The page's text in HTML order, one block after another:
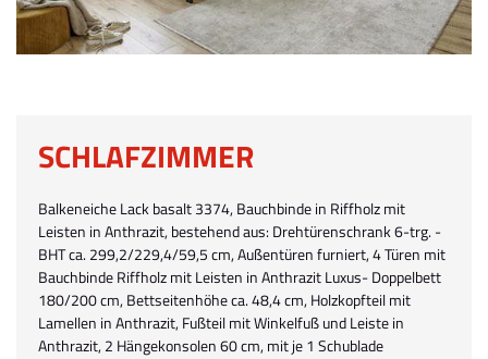
SCHLAFZIMMER
Balkeneiche Lack basalt 3374, Bauchbinde in Riffholz mit
Leisten in Anthrazit, bestehend aus: Drehtürenschrank 6-trg. -
BHT ca. 299,2/229,4/59,5 cm, Außentüren furniert, 4 Türen mit
Bauchbinde Riffholz mit Leisten in Anthrazit Luxus- Doppelbett
180/200 cm, Bettseitenhöhe ca. 48,4 cm, Holzkopfteil mit
Lamellen in Anthrazit, Fußteil mit Winkelfuß und Leiste in
Anthrazit, 2 Hängekonsolen 60 cm, mit je 1 Schublade